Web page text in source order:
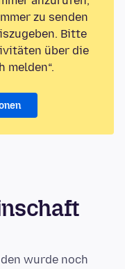
zu senden
Bitte
über die
melden“.
wurde noch